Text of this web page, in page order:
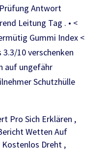
Antwort
Leitung Tag . • <
Gummi Index <
3.3/10 verschenken
auf ungefähr
Schutzhülle
Pro Sich Erklären ,
Wetten Auf
Dreht ,